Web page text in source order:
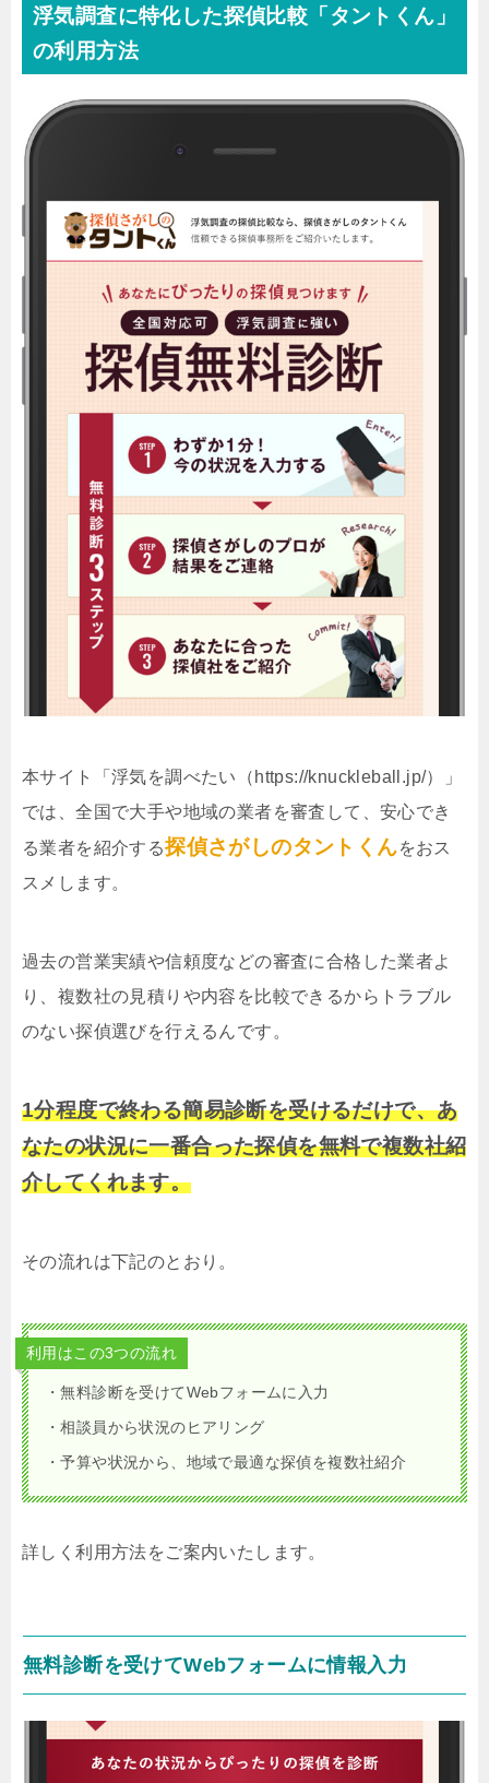
浮気調査に特化した探偵比較「タントくん」
の利用方法
本サイト「浮気を調べたい（https://knuckleball.jp/）」
では、全国で大手や地域の業者を審査して、安心でき
る業者を紹介する探偵さがしのタントくんをおス
スメします。
過去の営業実績や信頼度などの審査に合格した業者よ
り、複数社の見積りや内容を比較できるからトラブル
のない探偵選びを行えるんです。
1分程度で終わる簡易診断を受けるだけで、あ
なたの状況に一番合った探偵を無料で複数社紹
介してくれます。
その流れは下記のとおり。
利用はこの3つの流れ
・無料診断を受けてWebフォームに入力
・相談員から状況のヒアリング
・予算や状況から、地域で最適な探偵を複数社紹介
詳しく利用方法をご案内いたします。
無料診断を受けてWebフォームに情報入力